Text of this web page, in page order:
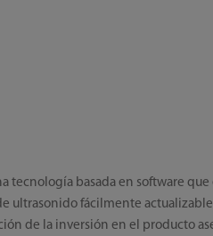
tecnología basada en software
ultrasonido fácilmente
de la inversión en el producto